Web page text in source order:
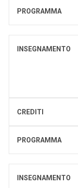
PROGRAMMA
INSEGNAMENTO
CREDITI
PROGRAMMA
INSEGNAMENTO